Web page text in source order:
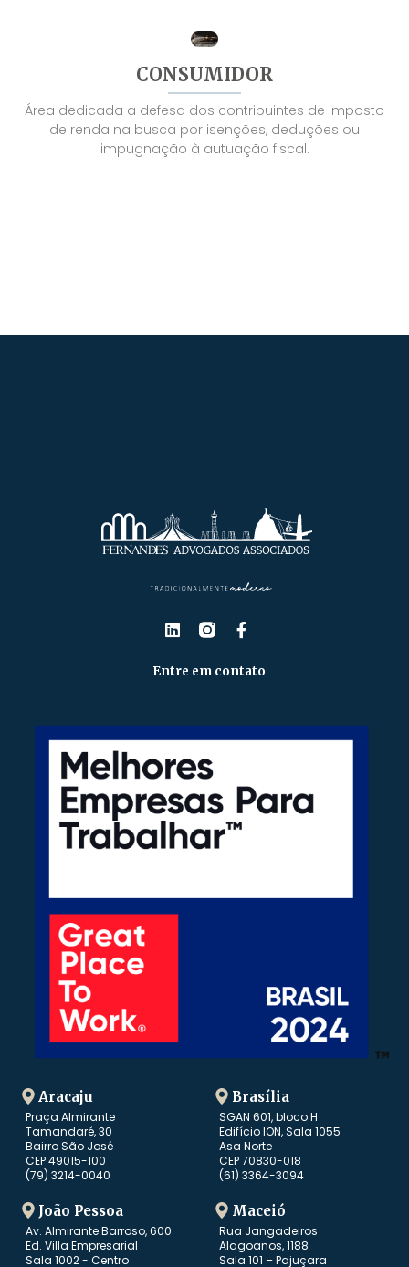
CONSUMIDOR
Área dedicada a defesa dos contribuintes de imposto
de renda na busca por isenções, deduções ou
impugnação à autuação fiscal.
Aracaju
Praça Almirante
Tamandaré, 30
Bairro São José
CEP 49015-100
(79) 3214-0040
Brasília
SGAN 601, bloco H
Edifício ION, Sala 1055
Asa Norte
CEP 70830-018
(61) 3364-3094
João Pessoa
Av. Almirante Barroso, 600
Ed. Villa Empresarial
Sala 1002 - Centro
Maceió
Rua Jangadeiros
Alagoanos, 1188
Sala 101 – Pajuçara
Entre em contato